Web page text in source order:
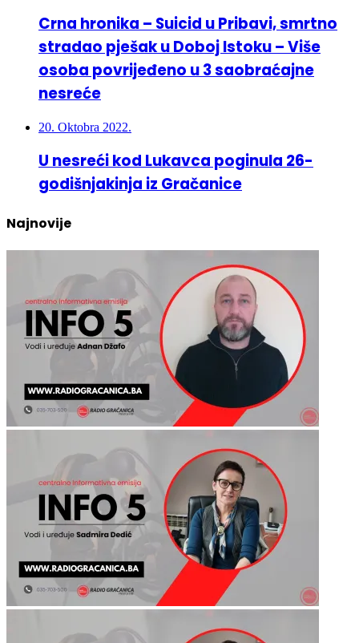
stradao pješak u Doboj Istoku – Više
osoba povrijeđeno u 3 saobraćajne
nesreće
20. Oktobra 2022.
U nesreći kod Lukavca poginula 26-
godišnjakinja iz Gračanice
Najnovije